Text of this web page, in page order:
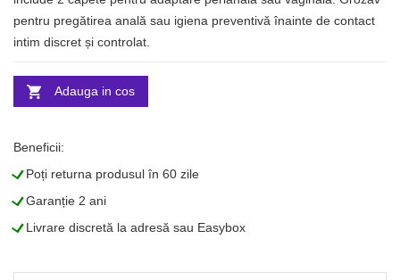
pentru pregătirea anală sau igiena preventivă înainte de contact
intim discret și controlat.
Adauga in cos
Beneficii:
LPoți returna produsul în 60 zile
LGaranție 2 ani
LLivrare discretă la adresă sau Easybox